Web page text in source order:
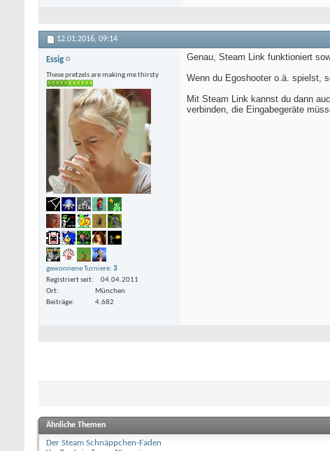
12.01.2016, 09:14
Essig
These pretzels are making me thirsty
gewonnene Turniere: 3
Registriert seit
04.04.2011
Ort
München
Beiträge
4.682
Genau, Steam Link funktioniert
Wenn du Egoshooter o.ä. spielst,
Mit Steam Link kannst du dann
verbinden, die Eingabegeräte
Ähnliche Themen
Der Steam Schnäppchen-Faden